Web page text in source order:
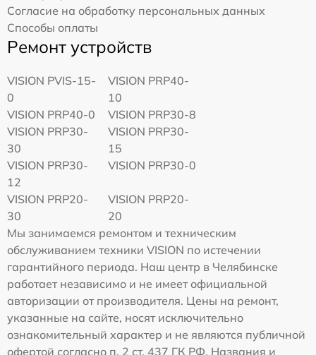
Согласие на обработку персональных данных
Способы оплаты
Ремонт устройств
VISION PVIS-15-
0
VISION PRP40-
10
VISION PRP40-0
VISION PRP30-8
VISION PRP30-
30
VISION PRP30-
15
VISION PRP30-
12
VISION PRP30-0
VISION PRP20-
30
VISION PRP20-
20
Мы занимаемся ремонтом и техническим
обслуживанием техники VISION по истечении
гарантийного периода. Наш центр в Челябинске
работает независимо и не имеет официальной
авторизации от производителя. Цены на ремонт,
указанные на сайте, носят исключительно
ознакомительный характер и не являются публичной
офертой согласно п. 2 ст. 437 ГК РФ. Названия и